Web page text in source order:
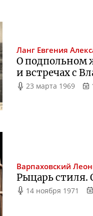
Ланг Евгения
О подпольном
и встречах с
23 марта 1969
Варпаховский
Рыцарь стиля.
14 ноября 1971